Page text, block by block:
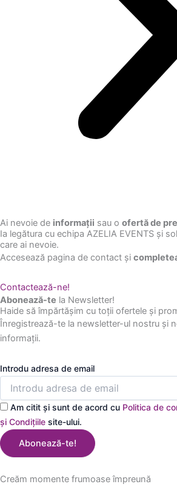
Ai nevoie de informații sau o ofertă de
Ia legătura cu echipa AZELIA EVENTS și
care ai nevoie.
Accesează pagina de contact și
Contactează-ne!
Abonează-te la Newsletter!
Haide să împărtășim cu toții ofertele și
Înregistrează-te la newsletter-ul nostru și
informații.
Introdu adresa de email
Am citit și sunt de acord cu Politica de
și Condițiile site-ului.
Abonează-te!
Creăm momente frumoase împreună